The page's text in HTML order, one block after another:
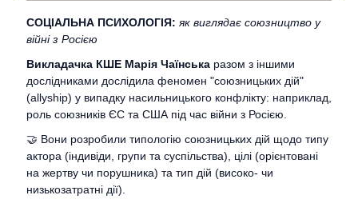
СОЦІАЛЬНА ПСИХОЛОГІЯ: як виглядає союзництво у
війні з Росією
Викладачка КШЕ Марія Чаїнська разом з іншими
дослідниками дослідила феномен "союзницьких дій"
(allyship) у випадку насильницького конфлікту: наприклад,
роль союзників ЄС та США під час війни з Росією.
🤝 Вони розробили типологію союзницьких дій щодо типу
актора (індивіди, групи та суспільства), цілі (орієнтовані
на жертву чи порушника) та тип дій (високо- чи
низькозатратні дії).